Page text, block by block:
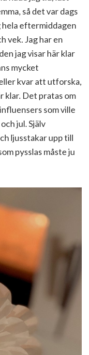
så det var dags
eftermiddagen
vek. Jag har en
jag visar här klar
mycket
kvar att utforska,
klar. Det pratas om
som ville
jul. Själv
ljusstakar upp till
pysslas måste ju